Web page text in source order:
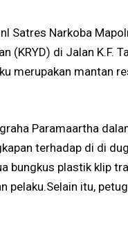
Satres Narkoba
(KRYD) di Jalan K.F.
merupakan mantan
Paramaartha
terhadap di di
bungkus plastik klip
pelaku.Selain itu,